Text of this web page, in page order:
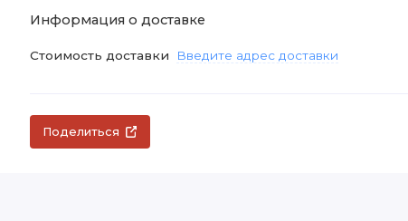
Информация о доставке
Стоимость доставки Введите адрес доставки
Поделиться